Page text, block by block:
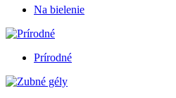
Na bielenie
Prírodné